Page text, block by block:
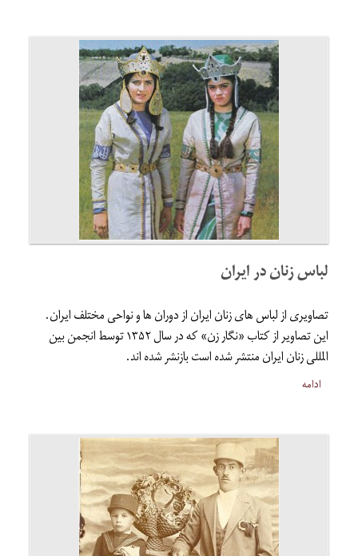
لباس زنان در ایران
تصاویری از لباس های زنان ایران از دوران ها و نواحی مختلف ایران.
این تصاویر از کتاب «نگار زن» که در سال ۱۳۵۲ توسط انجمن بین
المللی زنان ایران منتشر شده است بازنشر شده اند.
ادامه